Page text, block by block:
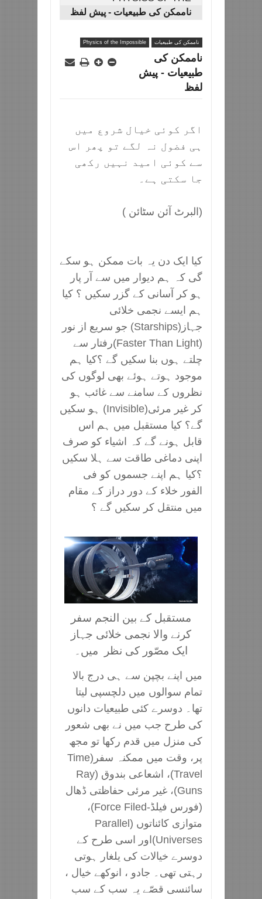
IMPOSSIBLE
ناممکن کی طبیعیات - پیش لفظ
ناممکن کی طبیعیات Physics of the Impossible
ناممکن کی
طبیعیات - پیش
لفظ
اگر کوئی خیال شروع میں
ہی فضول نہ لگے تو پھر اس
سے کوئی امید نہیں رکھی
جا سکتی ہے۔
(البرٹ آئن سٹائن )
کیا ایک دن یہ بات ممکن ہو سکے
گی کہ ہم دیوار میں سے آر پار
ہو کر آسانی کے گزر سکیں ؟ کیا
ہم ایسے نجمی خلائی
جہاز(Starships) جو سریع از نور
(Faster Than Light)رفتار سے
چلتے ہوں بنا سکیں گے ؟کیا ہم
موجود ہوتے ہوئے بھی لوگوں کی
نظروں کے سامنے سے غائب ہو
کر غیر مرئی(Invisible) ہو سکیں
گے؟ کیا مستقبل میں ہم اس
قابل ہونے گے کہ اشیاء کو صرف
اپنی دماغی طاقت سے ہلا سکیں
؟کیا ہم اپنے جسموں کو فی
الفور خلاء کے دور دراز کے مقام
میں منتقل کر سکیں گے ؟
مستقبل کے بین النجم سفر
کرنے والا نجمی خلائی جہاز
ایک مصّور کی نظر میں۔
میں اپنے بچپن سے ہی درج بالا
تمام سوالوں میں دلچسپی لیتا
تھا۔ دوسرے کئی طبیعیات دانوں
کی طرح جب میں نے بھی شعور
کی منزل میں قدم رکھا تو مجھ
پر، وقت میں ممکنہ سفر(Time
Travel)، اشعاعی بندوق (Ray
Guns)، غیر مرئی حفاظتی ڈھال
(فورس فیلڈ-Force Filed)،
متوازی کائناتوں (Parallel
Universes)اور اسی طرح کے
دوسرے خیالات کی یلغار ہوتی
رہتی تھی۔ جادو ، انوکھے خیال ،
سائنسی قصّے یہ سب کے سب